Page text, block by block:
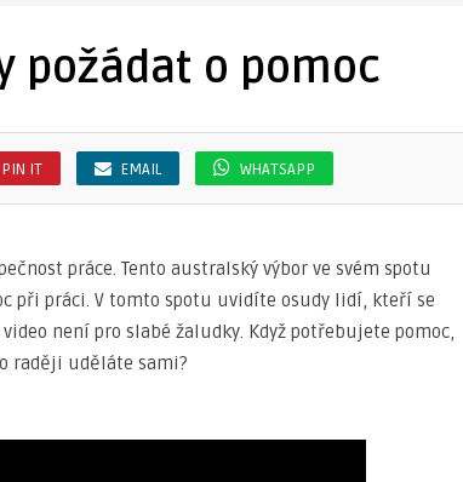
požádat o pomoc
PIN IT EMAIL WHATSAPP
práce. Tento australský výbor ve svém spotu
při práci. V tomto spotu uvidíte osudy lidí, kteří se
není pro slabé žaludky. Když potřebujete pomoc,
raději uděláte sami?